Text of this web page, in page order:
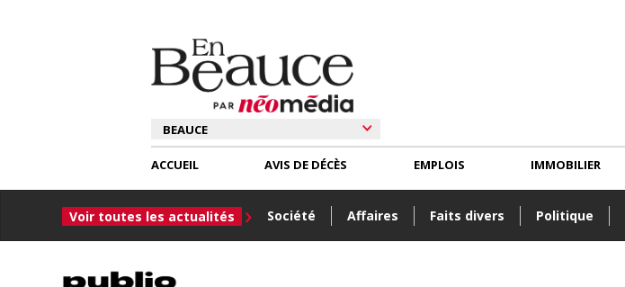
ACCUEIL
Voir toutes les actualités Société Affaires Faits divers Politique
AVIS DE DÉCÈS EMPLOIS IMMOBILIER